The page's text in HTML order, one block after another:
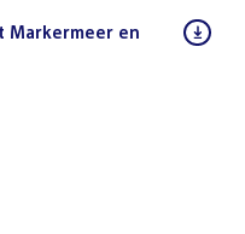
Markermeer en